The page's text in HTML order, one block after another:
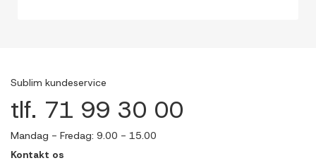
Sublim kundeservice
tlf. 71 99 30 00
Mandag - Fredag: 9.00 - 15.00
Kontakt os